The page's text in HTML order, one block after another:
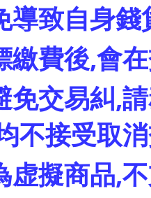
導致自身
繳費後,會
免交易糾,
不接受取
虚擬商品,